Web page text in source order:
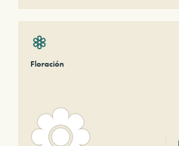
Floración